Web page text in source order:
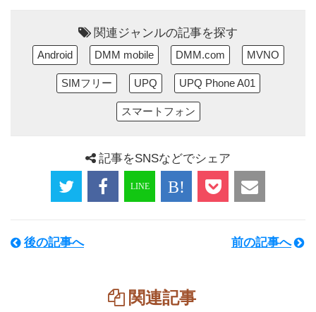
関連ジャンルの記事を探す
Android DMM mobile DMM.com MVNO
SIMフリー UPQ UPQ Phone A01
スマートフォン
記事をSNSなどでシェア
後の記事へ 前の記事へ
関連記事